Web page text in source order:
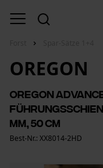
OREGON
Oregon
mm, 50 cm
Best-Nr.: XX8014-2HD